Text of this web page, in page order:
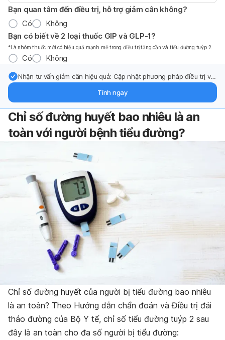
Bạn quan tâm đến điều trị, hỗ trợ giảm cân không?
Có
Không
Bạn có biết về 2 loại thuốc GIP và GLP-1?
*Là nhóm thuốc mới có hiệu quả mạnh mẽ trong điều trị tăng cần và tiểu đường tuýp 2.
Có Không
Nhận tư vấn giảm cân hiệu quả: Cập nhật phương pháp điều trị và
Tính ngay
Chỉ số đường huyết bao nhiêu là an
toàn với người bệnh tiểu đường?
Chỉ số đường huyết của người bị tiểu đường bao nhiêu
là an toàn? Theo Hướng dẫn chẩn đoán và Điều trị đái
tháo đường của Bộ Y tế, chỉ số tiểu đường tuýp 2 sau
đây là an toàn cho đa số người bị tiểu đường: